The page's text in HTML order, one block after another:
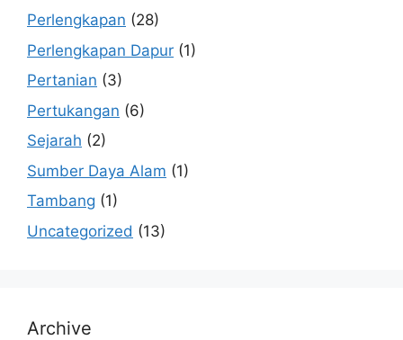
Perlengkapan (28)
Perlengkapan Dapur (1)
Pertanian (3)
Pertukangan (6)
Sejarah (2)
Sumber Daya Alam (1)
Tambang (1)
Uncategorized (13)
Archive